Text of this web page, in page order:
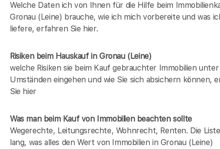
Welche Daten ich von Ihnen für die Hilfe beim
Gronau (Leine) brauche, wie ich mich vorbereite und was
liefere, erfahren Sie hier.
Risiken beim Hauskaufin Gronau (Leine)
welche Risiken sie beim Kauf gebrauchter Immobilien unter
Umständen eingehen und wie Sie sich absichern können,
Sie hier
Was man beim Kauf von Immobilien beachten sollte
Wegerechte, Leitungsrechte, Wohnrecht, Renten. Die
lang, was alles den Wert von Immobilien in Gronau (Leine)